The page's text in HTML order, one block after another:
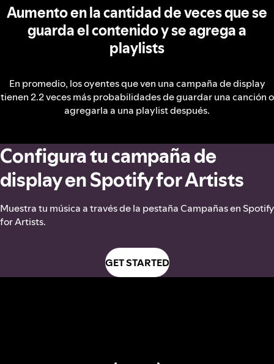
Aumento en la cantidad de veces que se
guarda el contenido y se agrega a
playlists
En promedio, los oyentes que ven una campaña de display
tienen 2.2 veces más probabilidades de guardar una canción o
agregarla a una playlist después.
Configura tu campaña de
display en Spotify for Artists
Muestra tu música a través de la pestaña Campañas en Spotify
for Artists.
GET STARTED